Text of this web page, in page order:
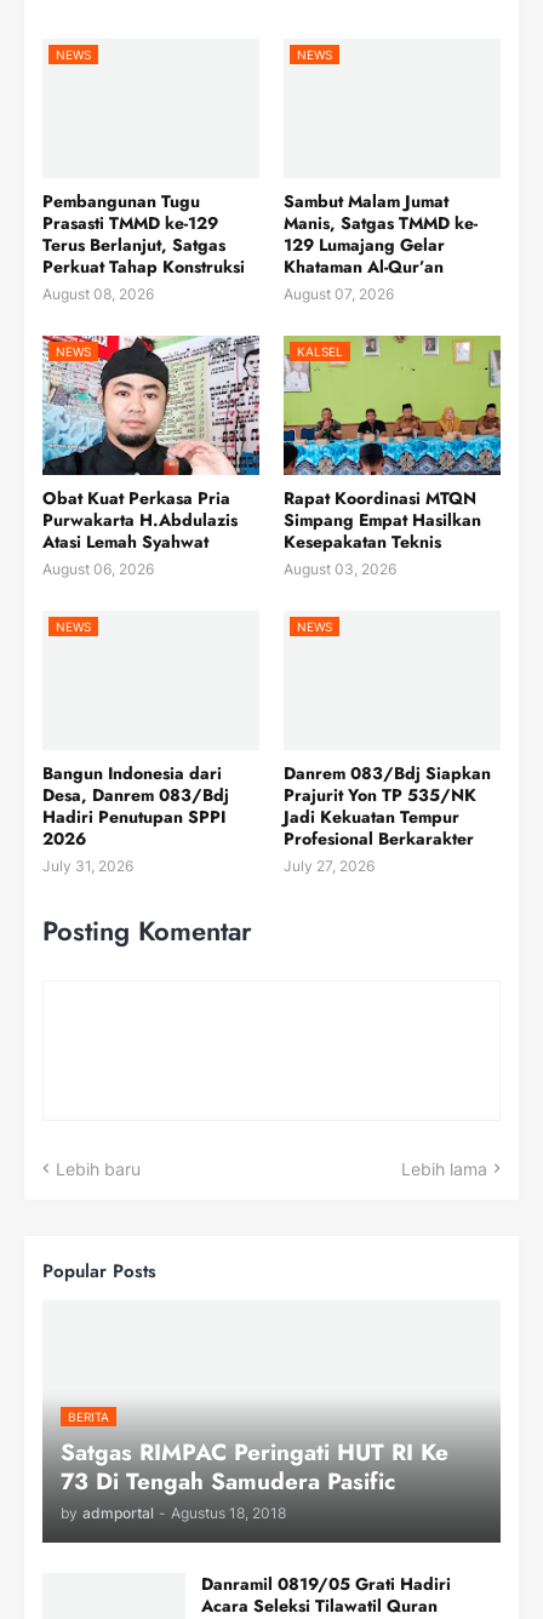
NEWS
Pembangunan Tugu
Prasasti TMMD ke-129
Terus Berlanjut, Satgas
Perkuat Tahap Konstruksi
August 08, 2026
NEWS
Sambut Malam Jumat
Manis, Satgas TMMD ke-
129 Lumajang Gelar
Khataman Al-Qur’an
August 07, 2026
NEWS
Obat Kuat Perkasa Pria
Purwakarta H.Abdulazis
Atasi Lemah Syahwat
August 06, 2026
KALSEL
Rapat Koordinasi MTQN
Simpang Empat Hasilkan
Kesepakatan Teknis
August 03, 2026
NEWS
Bangun Indonesia dari
Desa, Danrem 083/Bdj
Hadiri Penutupan SPPI
2026
July 31, 2026
NEWS
Danrem 083/Bdj Siapkan
Prajurit Yon TP 535/NK
Jadi Kekuatan Tempur
Profesional Berkarakter
July 27, 2026
Posting Komentar
Lebih baru Lebih lama
Popular Posts
BERITA
Satgas RIMPAC Peringati HUT RI Ke
73 Di Tengah Samudera Pasific
by admportal - Agustus 18, 2018
Danramil 0819/05 Grati Hadiri
Acara Seleksi Tilawatil Quran